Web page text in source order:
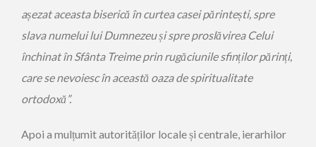
așezat aceasta biserică în curtea casei părintești, spre
slava numelui lui Dumnezeu și spre proslăvirea Celui
închinat în Sfânta Treime prin rugăciunile sfinților părinți,
care se nevoiesc în această oaza de spiritualitate
ortodoxă”.
Apoi a mulțumit autorităților locale și centrale, ierarhilor